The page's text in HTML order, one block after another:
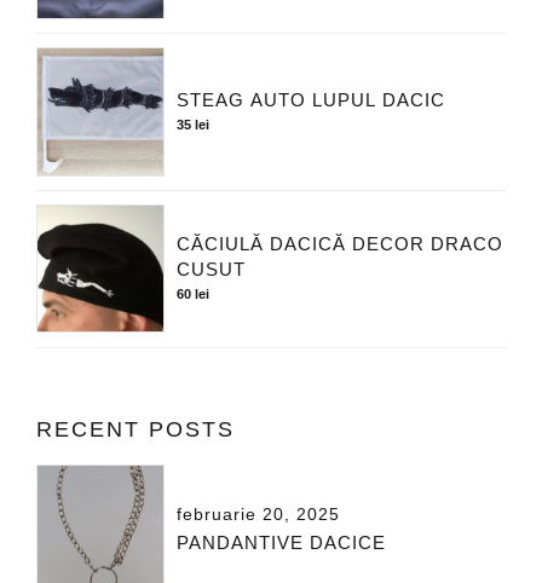
STEAG AUTO LUPUL DACIC
35lei
CĂCIULĂ DACICĂ DECOR DRACO
CUSUT
60lei
RECENT POSTS
februarie 20, 2025
PANDANTIVE DACICE